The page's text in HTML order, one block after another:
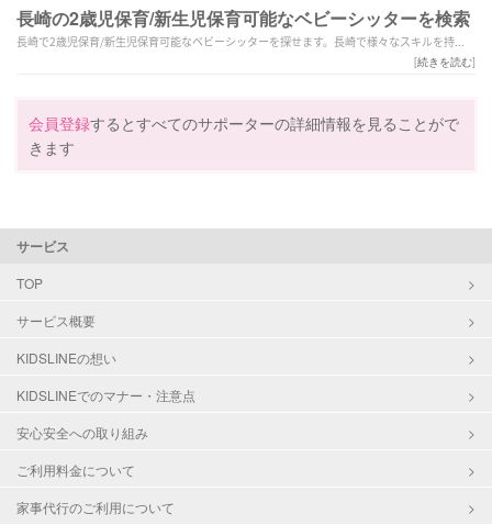
長崎の2歳児保育/新生児保育可能なベビーシッターを検索
長崎で2歳児保育/新生児保育可能なベビーシッターを探せます。長崎で様々なスキルを持っ
[続きを読む]
会員登録するとすべてのサポーターの詳細情報を見ることがで
きます
サービス
TOP
サービス概要
KIDSLINEの想い
KIDSLINEでのマナー・注意点
安心安全への取り組み
ご利用料金について
家事代行のご利用について